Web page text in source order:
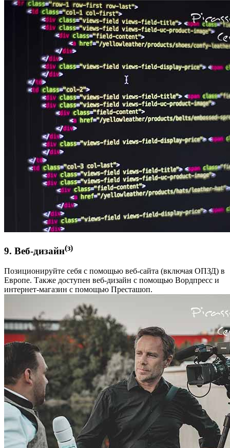
9. Веб-дизайн(з)
Позиционируйте себя с помощью веб-сайта (включая ОПЗД) в
Европе. Также доступен веб-дизайн с помощью Вордпресс и
интернет-магазин с помощью Престашоп.